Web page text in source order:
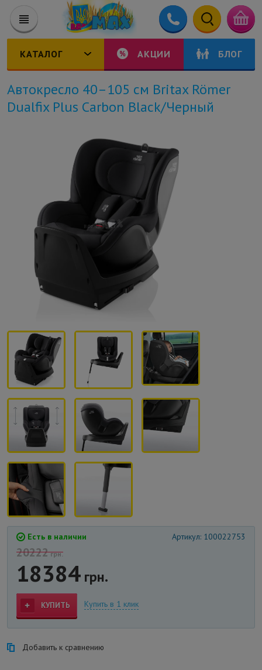
КАТАЛОГ АКЦИИ БЛОГ
Автокресло 40–105 см Britax Römer
Dualfix Plus Carbon Black/Черный
Есть в наличии Артикул: 100022753
20222грн.
18384 грн.
КУПИТЬ Купить в 1 клик
Добавить к сравнению